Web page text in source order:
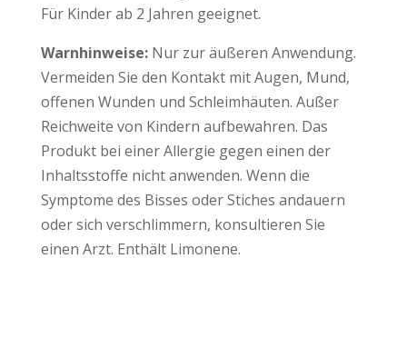
Für Kinder ab 2 Jahren geeignet.
Warnhinweise:Nur zur äußeren Anwendung.
Vermeiden Sie den Kontakt mit Augen, Mund,
offenen Wunden und Schleimhäuten. Außer
Reichweite von Kindern aufbewahren. Das
Produkt bei einer Allergie gegen einen der
Inhaltsstoffe nicht anwenden. Wenn die
Symptome des Bisses oder Stiches andauern
oder sich verschlimmern, konsultieren Sie
einen Arzt. Enthält Limonene.